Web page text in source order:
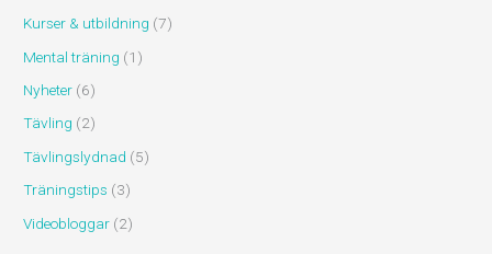
Kurser & utbildning (7)
Mental träning (1)
Nyheter (6)
Tävling (2)
Tävlingslydnad (5)
Träningstips (3)
Videobloggar (2)